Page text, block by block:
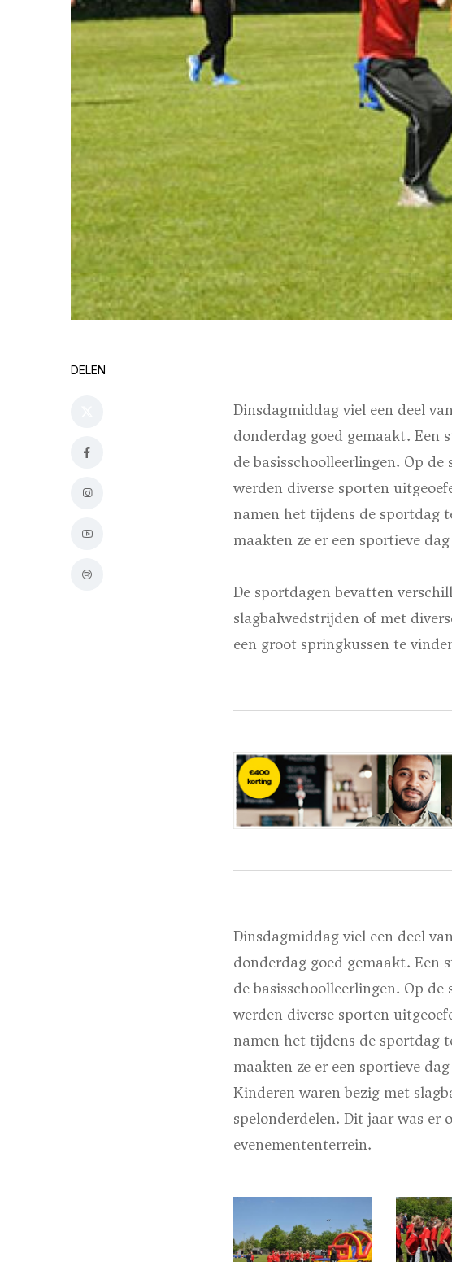
DELEN
Dinsdagmiddag viel een deel
donderdag goed gemaakt. Een
de basisschoolleerlingen. Op
werden diverse sporten
namen het tijdens de sportdag
maakten ze er een sportieve
De sportdagen bevatten
slagbalwedstrijden of met
een groot springkussen te
Dinsdagmiddag viel een deel
donderdag goed gemaakt. Een
de basisschoolleerlingen. Op
werden diverse sporten
namen het tijdens de sportdag
maakten ze er een sportieve
Kinderen waren bezig met
spelonderdelen. Dit jaar was er
evenemententerrein.